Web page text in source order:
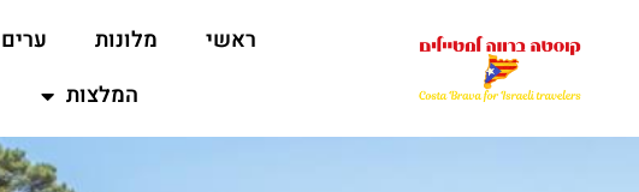
ראשי מלונות ערים
המלצות